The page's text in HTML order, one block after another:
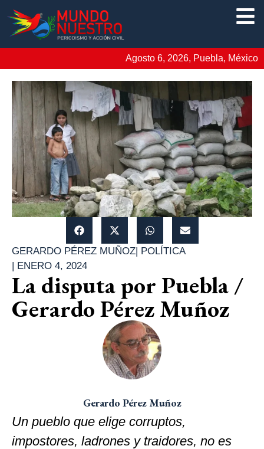
Agosto 6, 2026, Puebla, México
GERARDO PÉREZ MUÑOZ| POLÍTICA
| ENERO 4, 2024
La disputa por Puebla /
Gerardo Pérez Muñoz
Gerardo Pérez Muñoz
Un pueblo que elige corruptos,
impostores, ladrones y traidores, no es